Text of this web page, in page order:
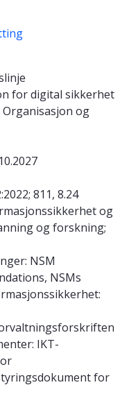
for digital sikkerhet
og
811, 8.24
og
og forskning;
NSM
NSMs
IKT-
for